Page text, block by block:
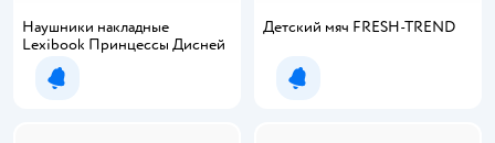
Наушники накладные
Lexibook Принцессы Дисней
Уведомить о появлении
Детский мяч FRESH-TREND
Уведомить о появлении